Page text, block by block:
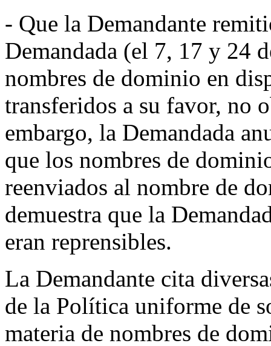
- Que la Demandante
Demandada (el 7, 17 y 24
nombres de dominio en
transferidos a su favor, no
embargo, la Demandada
que los nombres de
reenviados al nombre de
demuestra que la
eran reprensibles.
La Demandante cita
de la Política uniforme de
materia de nombres de